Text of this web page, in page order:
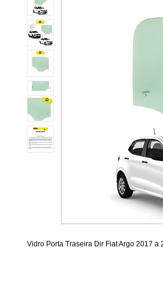
Vidro Porta Traseira Dir Fiat Argo 2017 a